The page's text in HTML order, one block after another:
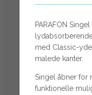
PARAFON
med Classic-
malede kanter.
Singel åbner for
funktionelle